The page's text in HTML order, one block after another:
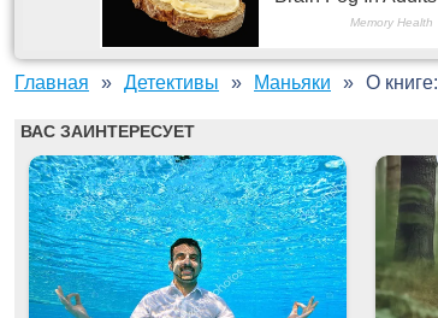
Главная Детективы Маньяки О